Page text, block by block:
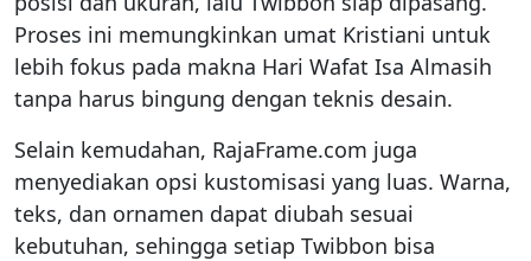
Proses ini memungkinkan umat Kristiani untuk
lebih fokus pada makna Hari Wafat Isa Almasih
tanpa harus bingung dengan teknis desain.
Selain kemudahan, RajaFrame.com juga
menyediakan opsi kustomisasi yang luas. Warna,
teks, dan ornamen dapat diubah sesuai
kebutuhan, sehingga setiap Twibbon bisa